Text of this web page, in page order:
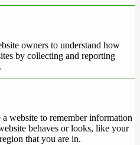
owners to understand how
by collecting and reporting
a website to remember information
behaves or looks, like your
that you are in.